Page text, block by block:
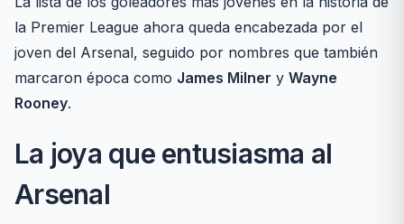
la Premier League ahora queda encabezada por el
joven del Arsenal, seguido por nombres que también
marcaron época como James Milner y Wayne
Rooney.
La joya que entusiasma al
Arsenal